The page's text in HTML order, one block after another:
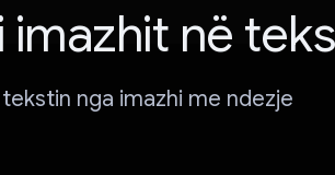
imazhit në
nga imazhi me ndezje